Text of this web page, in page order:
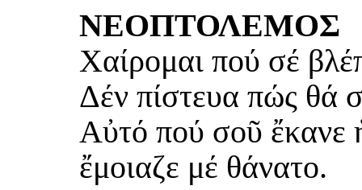
ΝΕΟΠΤΟΛΕΜΟΣ
Χαίρομαι πού σέ
Δέν πίστευα πώς θά
Αὐτό πού σοῦ ἔκανε
ἔμοιαζε μέ θάνατο.